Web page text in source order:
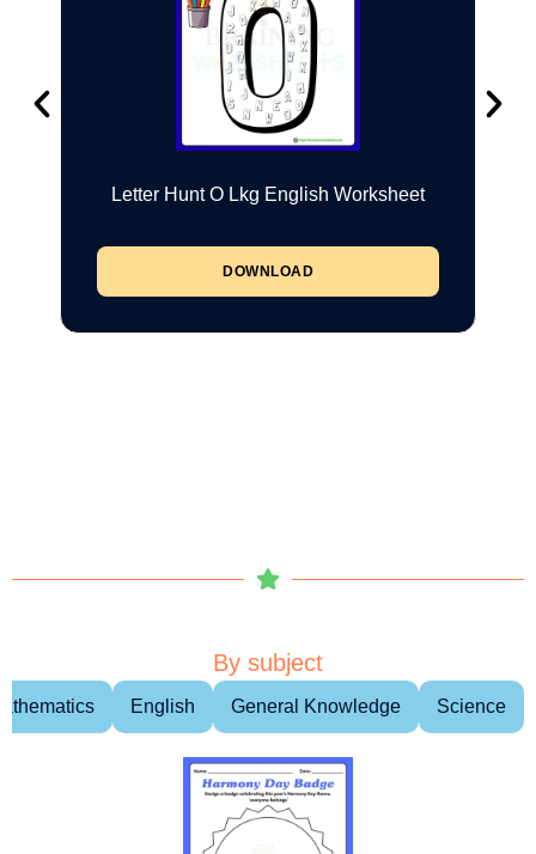
Letter Hunt O Lkg English Worksheet
DOWNLOAD
By subject
English General Knowledge Science